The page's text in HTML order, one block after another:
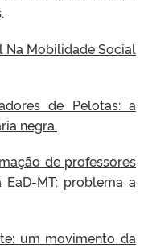
Na Mobilidade Social
de Pelotas: a
negra.
de professores
MT: problema a
um movimento da